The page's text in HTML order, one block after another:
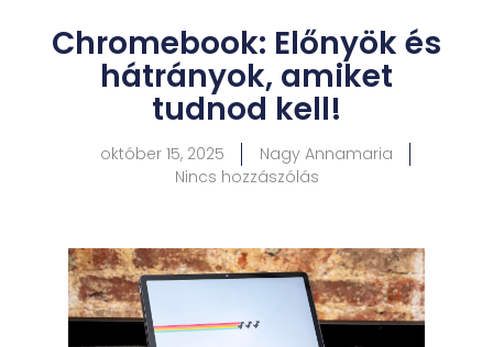
Chromebook: Előnyök és
hátrányok, amiket
tudnod kell!
október 15, 2025
Nagy Annamaria
Nincs hozzászólás